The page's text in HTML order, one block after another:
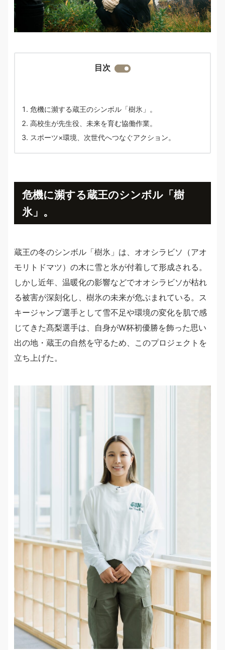
目次
危機に瀕する蔵王のシンボル「樹氷」。
高校生が先生役、未来を育む協働作業。
スポーツ×環境、次世代へつなぐアクション。
危機に瀕する蔵王のシンボル「樹
氷」。
蔵王の冬のシンボル「樹氷」は、オオシラビソ（アオ
モリトドマツ）の木に雪と氷が付着して形成される。
しかし近年、温暖化の影響などでオオシラビソが枯れ
る被害が深刻化し、樹氷の未来が危ぶまれている。ス
キージャンプ選手として雪不足や環境の変化を肌で感
じてきた髙梨選手は、自身がW杯初優勝を飾った思い
出の地・蔵王の自然を守るため、このプロジェクトを
立ち上げた。